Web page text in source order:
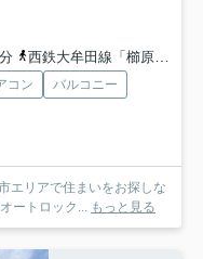
西鉄大牟田線「櫛原」駅 徒歩9分
コン
バルコニー
エリアで住まいをお探しな
ートロック... もっと見る